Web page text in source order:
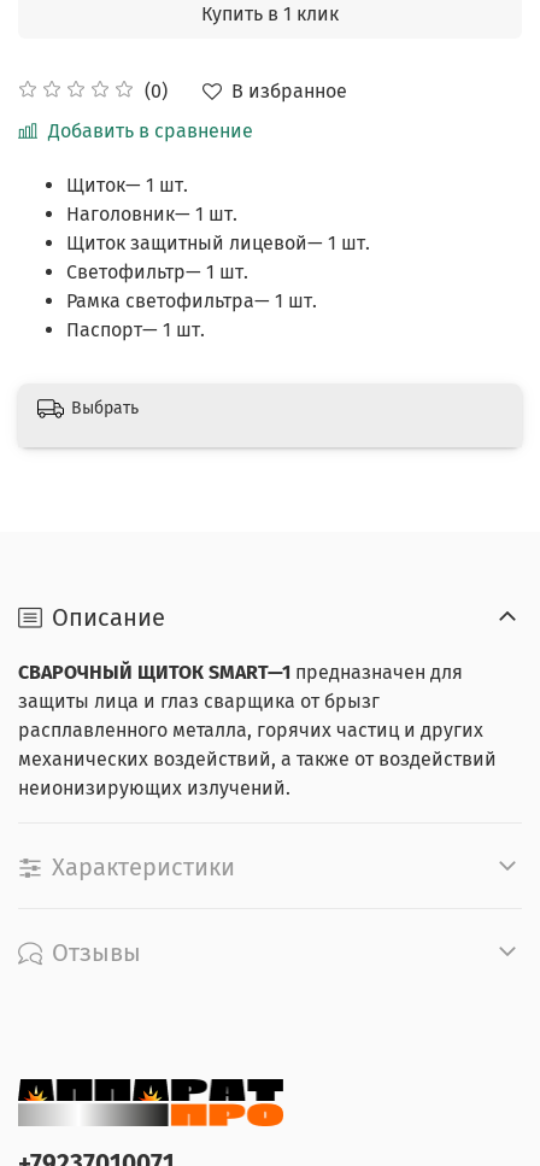
(0)
В избранное
Добавить в сравнение
Купить в 1 клик
Щиток— 1 шт.
Наголовник— 1 шт.
Щиток защитный лицевой— 1 шт.
Светофильтр— 1 шт.
Рамка светофильтра— 1 шт.
Паспорт— 1 шт.
Выбрать
Описание
СВАРОЧНЫЙ ЩИТОК SMART—1 предназначен для
защиты лица и глаз сварщика от брызг
расплавленного металла, горячих частиц и других
механических воздействий, а также от воздействий
неионизирующих излучений.
Характеристики
Отзывы